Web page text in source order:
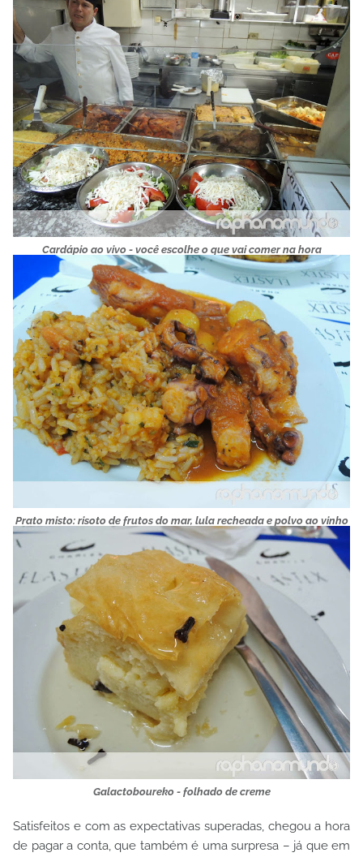
Cardápio ao vivo - você escolhe o que vai comer na hora
Prato misto: risoto de frutos do mar, lula recheada e polvo ao vinho
Galactoboureko - folhado de creme
Satisfeitos e com as expectativas superadas, chegou a hora
de pagar a conta, que também é uma surpresa – já que em